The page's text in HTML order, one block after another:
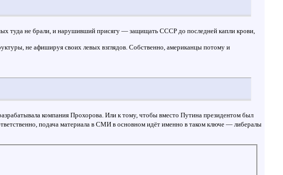
туда не брали, и нарушивший присягу — защищать СССР до последней капли крови,
не афишируя своих левых взглядов. Собственно, американцы потому и
компания Прохорова. Или к тому, чтобы вместо Путина президентом был
подача материала в СМИ в основном идёт именно в таком ключе — либералы